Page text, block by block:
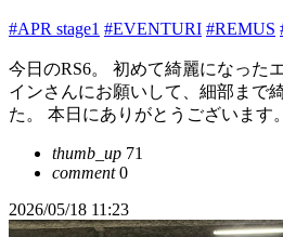
#APR stage1 #EVENTURI #REMUS
今日のRS6。 初めて綺麗になった
インさんにお願いして、細部まで
た。 本日にありがとうございます
thumb_up 71
comment0
2026/05/18 11:23